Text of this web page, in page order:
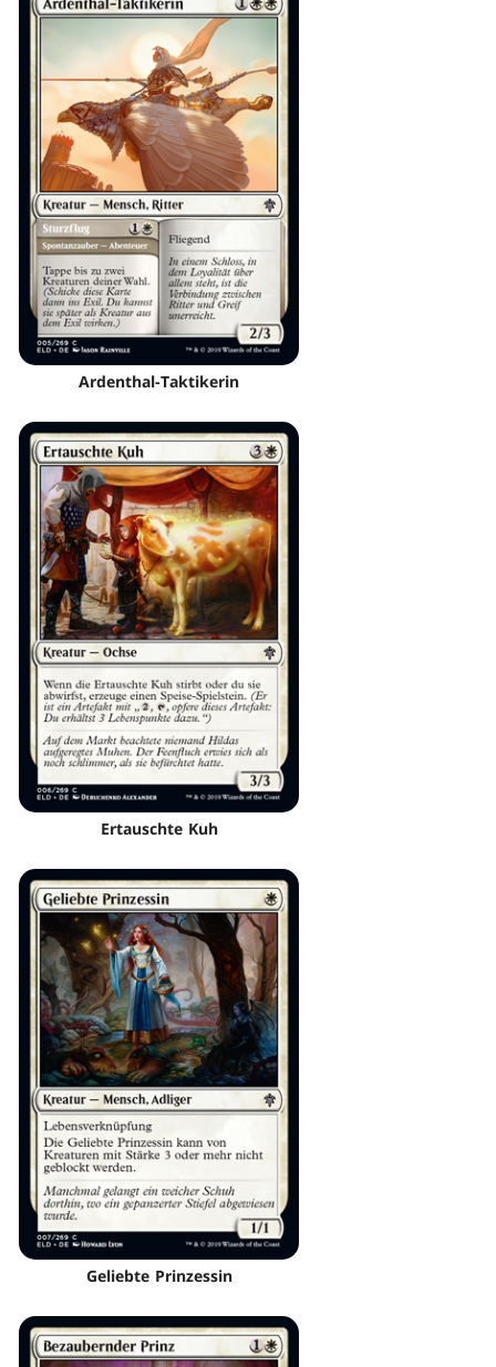
Ardenthal-Taktikerin
Ertauschte Kuh
Geliebte Prinzessin